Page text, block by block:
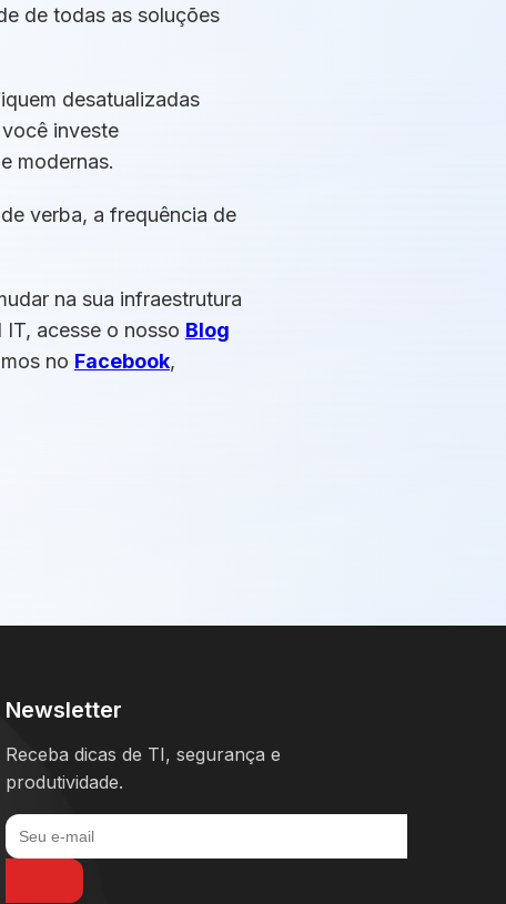
de todas as soluções
desatualizadas
investe
modernas.
verba, a frequência de
na sua infraestrutura
acesse o nosso Blog
no Facebook,
Newsletter
Receba dicas de TI, segurança e
produtividade.